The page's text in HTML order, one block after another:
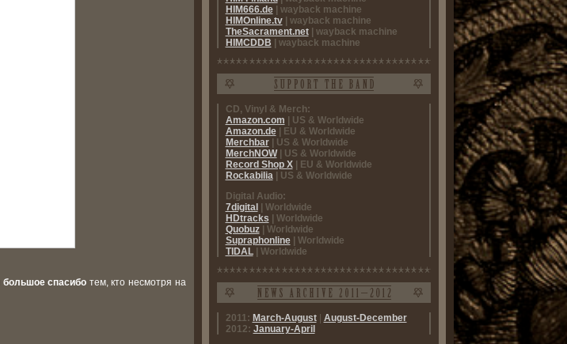
HIM666.de
| wayback machine
HIMOnline.tv
| wayback machine
TheSacrament.net
| wayback machine
HIMCDDB
| wayback machine
CD, Vinyl & Merch:
Amazon.com
| US & Worldwide
Amazon.de
| EU & Worldwide
Merchbar
| US & Worldwide
MerchNOW
| US & Worldwide
Record Shop X
| EU & Worldwide
Rockabilia
| US & Worldwide
Digital Audio:
7digital
| Worldwide
HDtracks
| Worldwide
Quobuz
| Worldwide
Supraphonline
| Worldwide
TIDAL
| Worldwide
2011: March-August| August-December
2012: January-April
большое спасибо тем, кто несмотря на